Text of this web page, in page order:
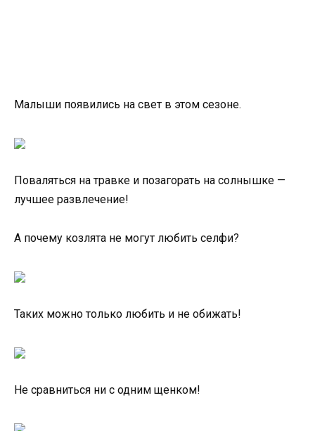
Малыши появились на свет в этом сезоне.
Поваляться на травке и позагорать на солнышке —
лучшее развлечение!
А почему козлята не могут любить селфи?
Таких можно только любить и не обижать!
Не сравниться ни с одним щенком!